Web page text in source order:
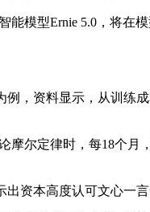
型Ernie 5.0，将在
资料显示，从训练
尔定律时，每18个月
资本高度认可文心一言